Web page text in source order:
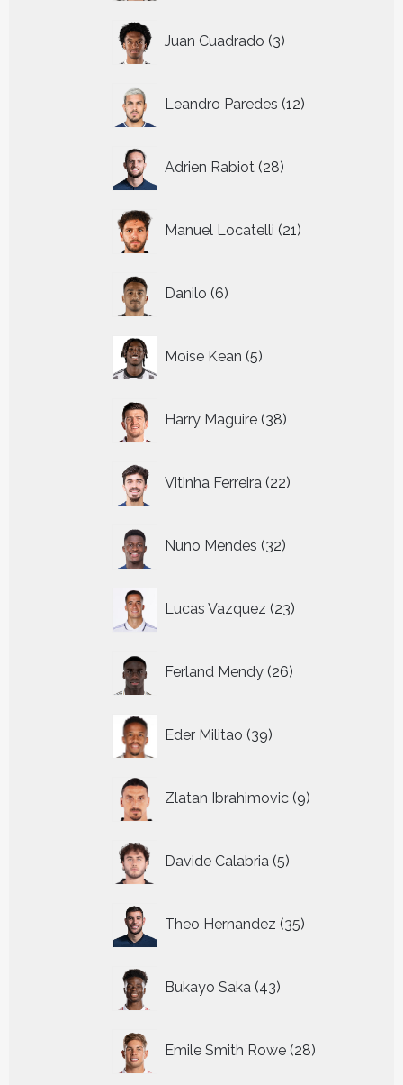
Juan Cuadrado 3
producten
Leandro Paredes 12
producten
Adrien Rabiot 28
producten
Manuel Locatelli 21
producten
Danilo 6
producten
Moise Kean 5
producten
Harry Maguire 38
producten
Vitinha Ferreira 22
producten
Nuno Mendes 32
producten
Lucas Vazquez 23
producten
Ferland Mendy 26
producten
Eder Militao 39
producten
Zlatan Ibrahimovic 9
producten
Davide Calabria 5
producten
Theo Hernandez 35
producten
Bukayo Saka 43
producten
Emile Smith Rowe 28
producten